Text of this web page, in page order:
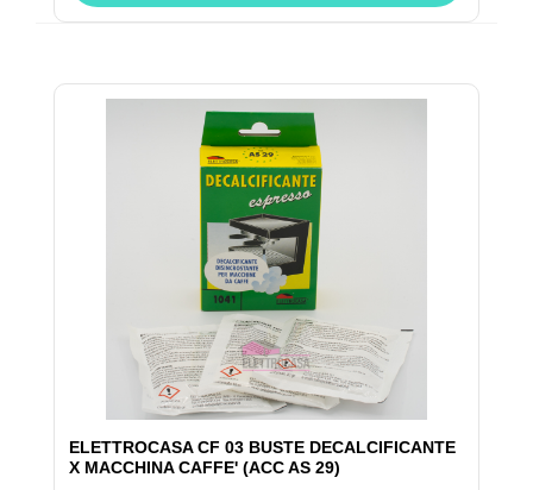
ELETTROCASA CF 03 BUSTE DECALCIFICANTE
X MACCHINA CAFFE' (ACC AS 29)